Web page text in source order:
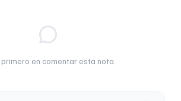
primero en comentar esta nota.